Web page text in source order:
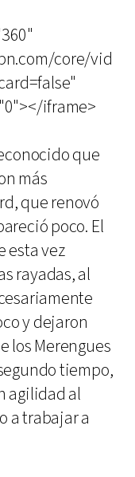
core/vid
iframe>
que
más
que renovó
poco. El
esta vez
rayadas, al
y dejaron
los Merengues
tiempo,
agilidad al
a trabajar a